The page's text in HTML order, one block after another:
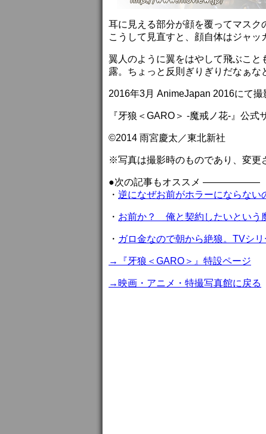
耳に見える部分が顔を覆ってマスク
こうして見直すと、顔自体はジャッ
翼人のように翼をはやして飛ぶこ
露。ちょっと反則ぎりぎりだなぁな
2016年3月 AnimeJapan 2016にて撮
『牙狼＜GARO＞ -魔戒ノ花-』公式
©2014 雨宮慶太／東北新社
※写真は撮影時のものであり、変更
●次の記事もオススメ ——————
・ 逆になぜお前がホラーにならな
・ お前か？ 俺と契約したいという
・ ガロ金なので朝から絶狼。TVシ
→『牙狼＜GARO＞』特設ページ
→映画・アニメ・特撮写真館に戻る